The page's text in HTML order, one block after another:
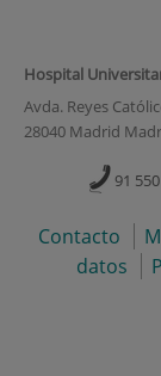
Hospital
Avda. Reyes
28040 Madrid
91
Contacto
datos